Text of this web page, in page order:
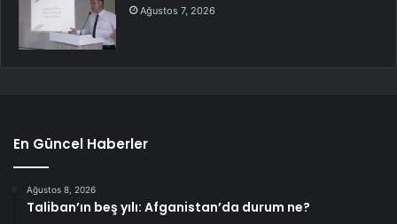
Ağustos 7, 2026
En Güncel Haberler
Ağustos 8, 2026
Taliban’ın beş yılı: Afganistan’da durum ne?